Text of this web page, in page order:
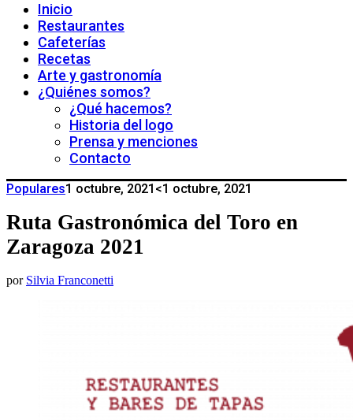
Inicio
Restaurantes
Cafeterías
Recetas
Arte y gastronomía
¿Quiénes somos?
¿Qué hacemos?
Historia del logo
Prensa y menciones
Contacto
Populares1 octubre, 2021 <1 octubre, 2021
Ruta Gastronómica del Toro en
Zaragoza 2021
por Silvia Franconetti